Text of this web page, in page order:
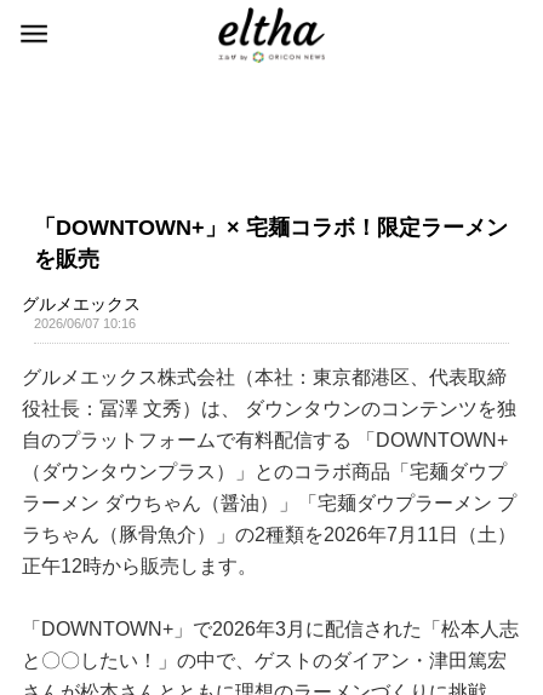
「DOWNTOWN+」× 宅麺コラボ！限定ラーメン
を販売
グルメエックス
2026/06/07 10:16
グルメエックス株式会社（本社：東京都港区、代表取締
役社長：冨澤 文秀）は、 ダウンタウンのコンテンツを独
自のプラットフォームで有料配信する 「DOWNTOWN+
（ダウンタウンプラス）」とのコラボ商品「宅麺ダウプ
ラーメン ダウちゃん（醤油）」「宅麺ダウプラーメン プ
ラちゃん（豚骨魚介）」の2種類を2026年7月11日（土）
正午12時から販売します。
「DOWNTOWN+」で2026年3月に配信された「松本人志
と〇〇したい！」の中で、ゲストのダイアン・津田篤宏